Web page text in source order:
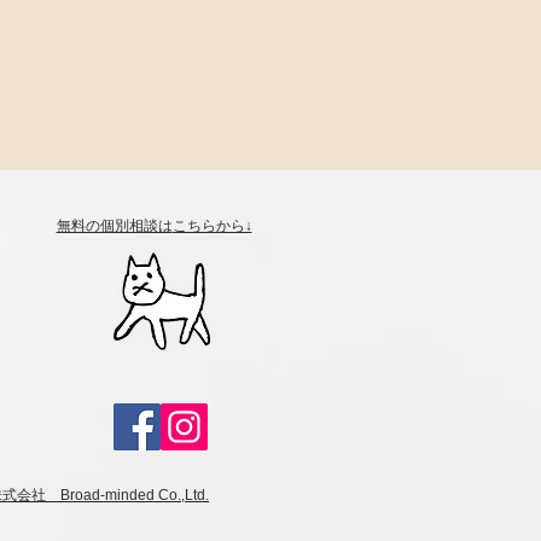
​無料の個別相談はこちらから↓
式会社 Broad-minded Co.,Ltd.